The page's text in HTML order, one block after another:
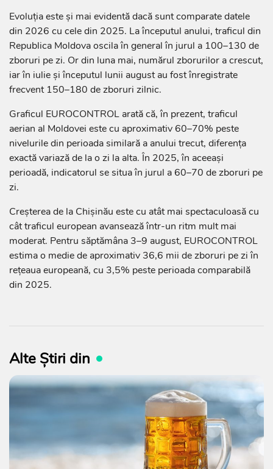
Evoluția este și mai evidentă dacă sunt comparate datele
din 2026 cu cele din 2025. La începutul anului, traficul din
Republica Moldova oscila în general în jurul a 100–130 de
zboruri pe zi. Or din luna mai, numărul zborurilor a crescut,
iar în iulie și începutul lunii august au fost înregistrate
frecvent 150–180 de zboruri zilnic.
Graficul EUROCONTROL arată că, în prezent, traficul
aerian al Moldovei este cu aproximativ 60–70% peste
nivelurile din perioada similară a anului trecut, diferența
exactă variază de la o zi la alta. În 2025, în aceeași
perioadă, indicatorul se situa în jurul a 60–70 de zboruri pe
zi.
Creșterea de la Chișinău este cu atât mai spectaculoasă cu
cât traficul european avansează într-un ritm mult mai
moderat. Pentru săptămâna 3–9 august, EUROCONTROL
estima o medie de aproximativ 36,6 mii de zboruri pe zi în
rețeaua europeană, cu 3,5% peste perioada comparabilă
din 2025.
Alte Știri din